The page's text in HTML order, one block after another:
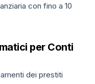
con fino a 10
per Conti
dei prestiti